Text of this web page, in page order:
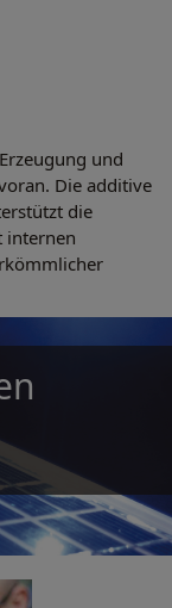
und
Die additive
die
internen